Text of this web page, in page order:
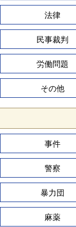
法律
民事裁判
労働問題
その他
事件
警察
暴力団
麻薬